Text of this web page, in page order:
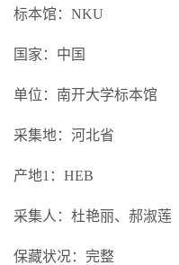
标本馆：NKU
国家：中国
单位：南开大学标本馆
采集地：河北省
产地1：HEB
采集人：杜艳丽、郝淑莲
保藏状况：完整